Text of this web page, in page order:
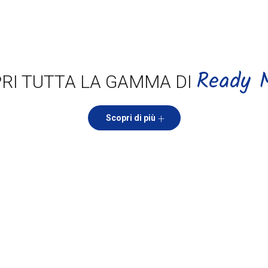
TUTTA LA GAMMA DI Ready
Scopri di più